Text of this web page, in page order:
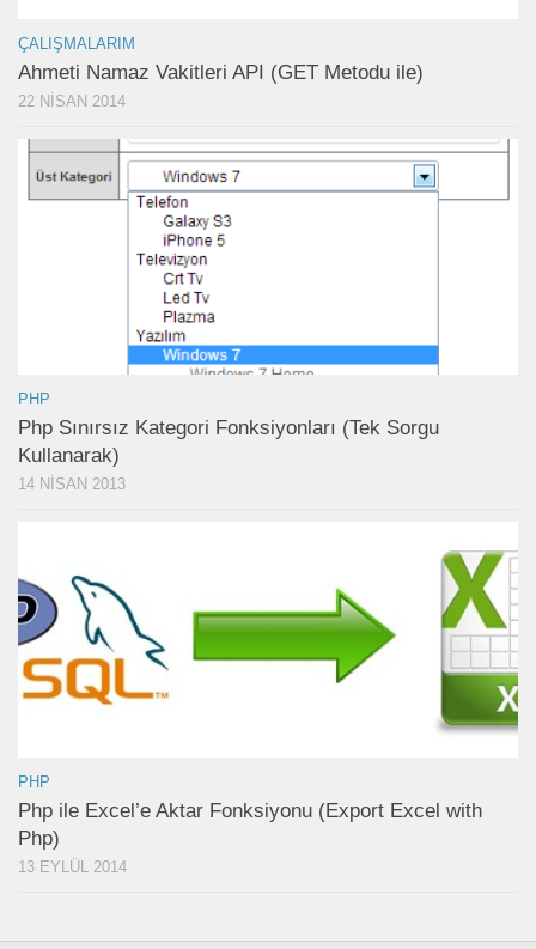
ÇALIŞMALARIM
Ahmeti Namaz Vakitleri API (GET Metodu ile)
22 NISAN 2014
PHP
Php Sınırsız Kategori Fonksiyonları (Tek Sorgu
Kullanarak)
14 NISAN 2013
PHP
Php ile Excel’e Aktar Fonksiyonu (Export Excel with
Php)
13 EYLÜL 2014